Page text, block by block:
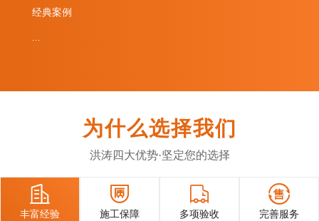
经典案例
为什么选择我们
洪涛四大优势·坚定您的选择

丰富经验

施工保障

多项验收

完善服务